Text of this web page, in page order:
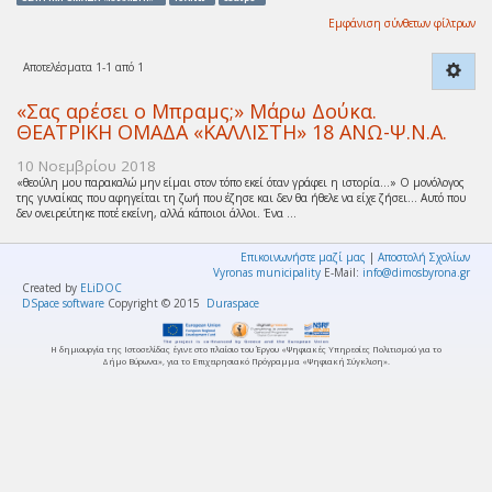
Εμφάνιση σύνθετων φίλτρων
Αποτελέσματα 1-1 από 1
«Σας αρέσει ο Μπραμς;» Μάρω Δούκα.
ΘΕΑΤΡΙΚΗ ΟΜΑΔΑ «ΚΑΛΛΙΣΤΗ» 18 ΑΝΩ-Ψ.Ν.Α.
10 Νοεμβρίου 2018
«θεούλη μου παρακαλώ μην είμαι στον τόπο εκεί όταν γράφει η ιστορία…» Ο μονόλογος
της γυναίκας που αφηγείται τη ζωή που έζησε και δεν θα ήθελε να είχε ζήσει… Αυτό που
δεν ονειρεύτηκε ποτέ εκείνη, αλλά κάποιοι άλλοι. Ένα ...
Επικοινωνήστε μαζί μας | Αποστολή Σχολίων
Vyronas municipality E-Mail: info@dimosbyrona.gr
Created by ELiDOC
DSpace software Copyright © 2015 Duraspace
Η δημιουργία της Ιστοσελίδας έγινε στο πλαίσιο του Έργου «Ψηφιακές Υπηρεσίες Πολιτισμού για το
Δήμο Βύρωνα», για το Επιχειρησιακό Πρόγραμμα «Ψηφιακή Σύγκλιση».